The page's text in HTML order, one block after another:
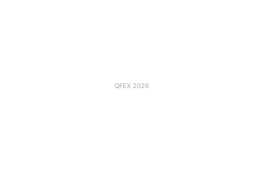
QFEX 2026